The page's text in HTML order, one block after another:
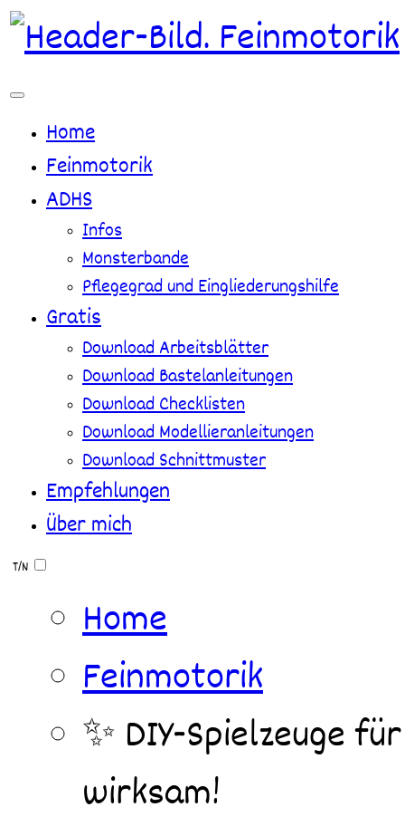
Zum
Inhalt
Home
Feinmotorik
ADHS
Infos
Monsterbande
Pflegegrad und Eingliederungshilfe
Gratis
Download Arbeitsblätter
Download Bastelanleitungen
Download Checklisten
Download Modellieranleitungen
Download Schnittmuster
Empfehlungen
Über mich
T/N
Home
Feinmotorik
✨ DIY-Spielzeuge
wirksam!